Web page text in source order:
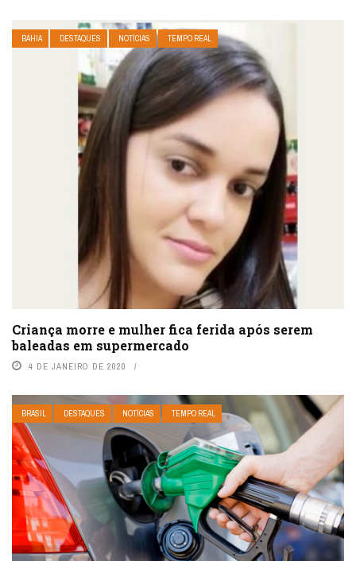
BAHIA DESTAQUES NOTÍCIAS TEMPO REAL
Criança morre e mulher fica ferida após serem
baleadas em supermercado
4 DE JANEIRO DE 2020
BRASIL DESTAQUES NOTÍCIAS TEMPO REAL